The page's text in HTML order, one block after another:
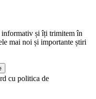
informativ și îți trimitem în
mai noi și importante știri
cu politica de